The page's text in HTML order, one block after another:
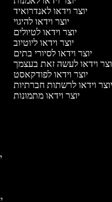
יוצר וידאו לאנדרואיד
יוצר וידאו להיגוי
יוצר וידאו לטיולים
יוצר וידאו ליוטיוב
יוצר וידאו לסיורי בתים
יוצר וידאו לעשה זאת בעצמך
יוצר וידאו לפודקאסט
יוצר וידאו לרשתות חברתיות
יוצר וידאו מתמונות